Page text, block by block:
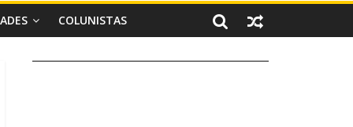
COLUNISTAS